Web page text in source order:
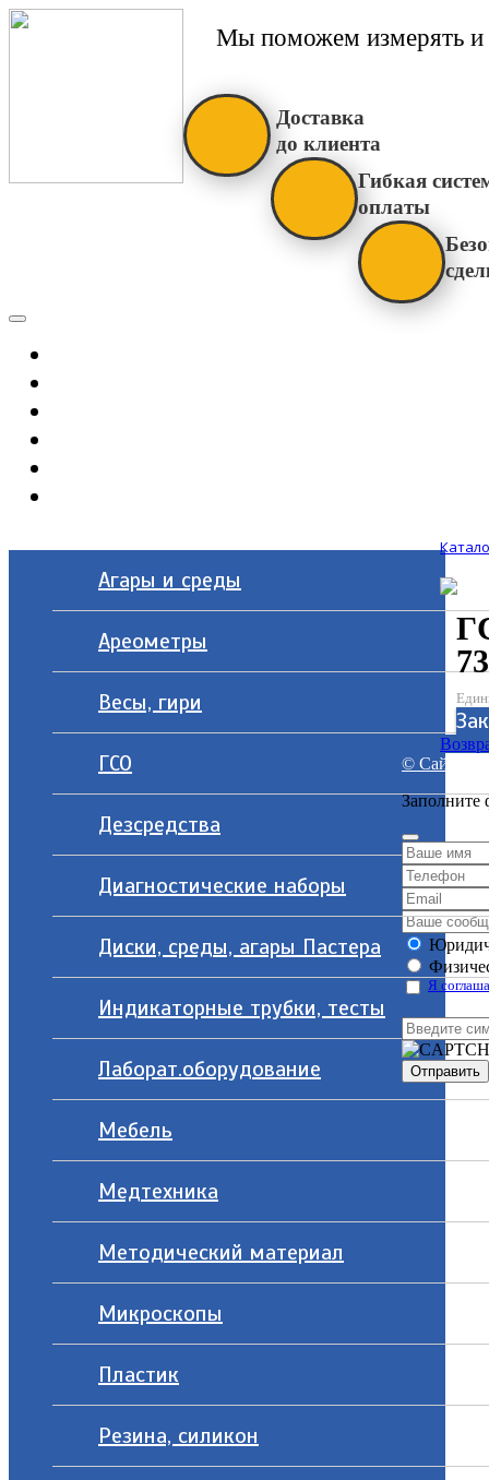
Мы поможем измерять и
Доставка
до клиента
Гибкая
оплаты
Агары и среды
Ареометры
Весы, гири
ГСО
Дезсредства
Диагностические наборы
Диски, среды, агары Пастера
Индикаторные трубки, тесты
Лаборат.оборудование
Мебель
Медтехника
Методический материал
Микроскопы
Пластик
Резина, силикон
© Сайт
Заполните
Я